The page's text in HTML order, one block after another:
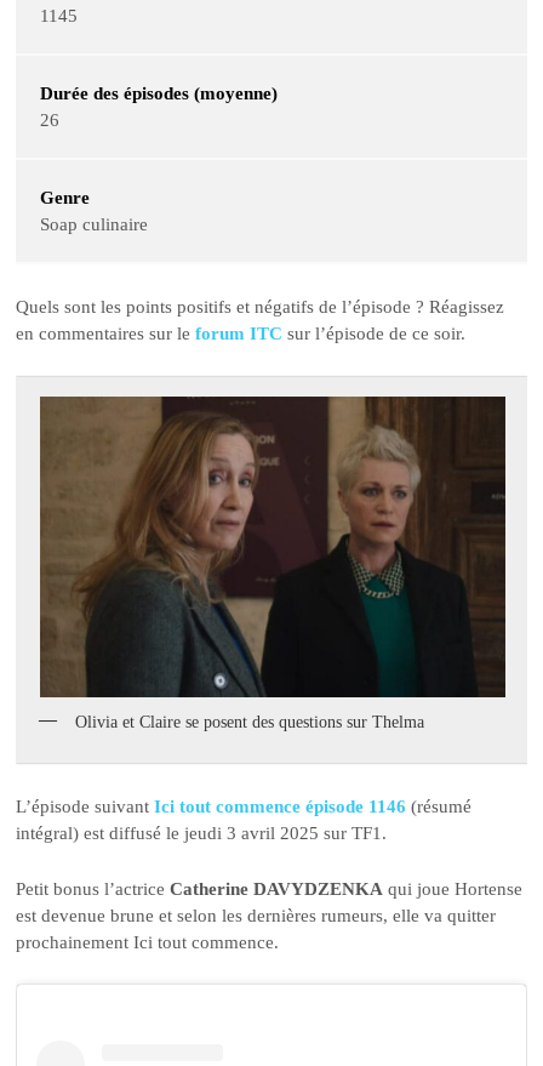
1145
Durée des épisodes (moyenne)
26
Genre
Soap culinaire
Quels sont les points positifs et négatifs de l’épisode ? Réagissez
en commentaires sur leforum ITC sur l’épisode de ce soir.
Olivia et Claire se posent des questions sur Thelma
L’épisode suivantIci tout commence épisode 1146 (résumé
intégral) est diffusé le jeudi 3 avril 2025 sur TF1.
Petit bonus l’actriceCatherine DAVYDZENKA qui joue Hortense
est devenue brune et selon les dernières rumeurs, elle va quitter
prochainement Ici tout commence.